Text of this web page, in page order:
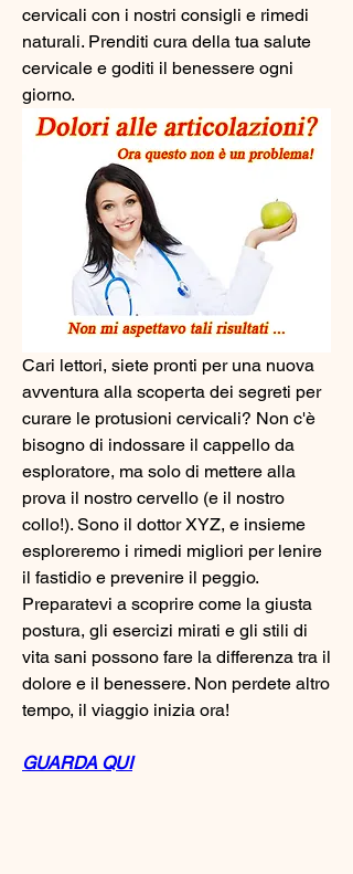
cervicali con i nostri consigli e rimedi
naturali. Prenditi cura della tua salute
cervicale e goditi il benessere ogni
giorno.
Cari lettori, siete pronti per una nuova
avventura alla scoperta dei segreti per
curare le protusioni cervicali? Non c'è
bisogno di indossare il cappello da
esploratore, ma solo di mettere alla
prova il nostro cervello (e il nostro
collo!). Sono il dottor XYZ, e insieme
esploreremo i rimedi migliori per lenire
il fastidio e prevenire il peggio.
Preparatevi a scoprire come la giusta
postura, gli esercizi mirati e gli stili di
vita sani possono fare la differenza tra il
dolore e il benessere. Non perdete altro
tempo, il viaggio inizia ora!
GUARDA QUI